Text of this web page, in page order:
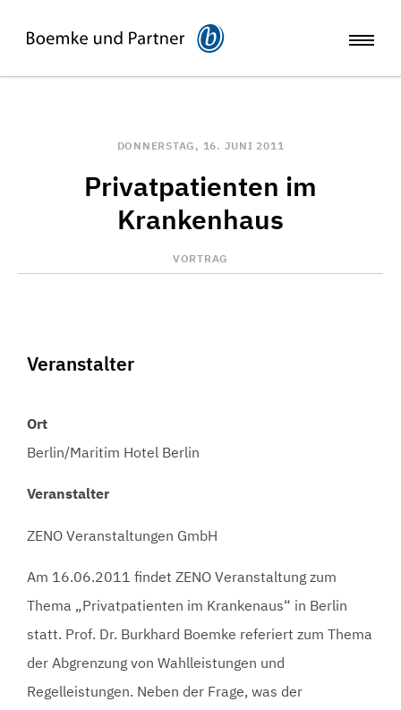
DONNERSTAG, 16. JUNI 2011
Privatpatienten im
Krankenhaus
VORTRAG
Veranstalter
Ort
Berlin/Maritim Hotel Berlin
Veranstalter
ZENO Veranstaltungen GmbH
Am 16.06.2011 findet ZENO Veranstaltung zum
Thema „Privatpatienten im Krankenaus“ in Berlin
statt. Prof. Dr. Burkhard Boemke referiert zum Thema
der Abgrenzung von Wahlleistungen und
Regelleistungen. Neben der Frage, was der